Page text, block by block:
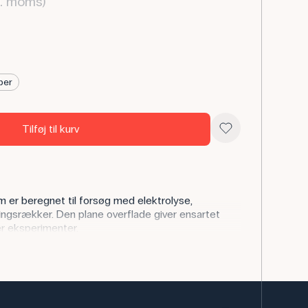
Tilføj til kurv
er beregnet til forsøg med elektrolyse,
Den plane overflade giver ensartet
eksperimenter.